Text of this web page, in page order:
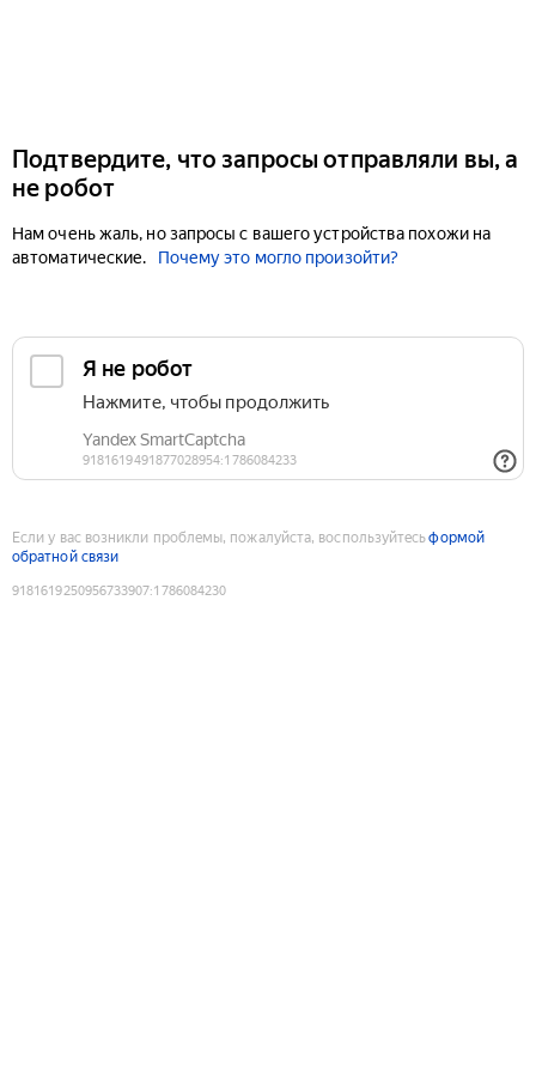
Подтвердите, что запросы отправляли вы, а
не робот
Нам очень жаль, но запросы с вашего устройства похожи на
автоматические.
Почему это могло произойти?
Если у вас возникли проблемы, пожалуйста, воспользуйтесьформой
обратной связи
9181619250956733907:1786084230